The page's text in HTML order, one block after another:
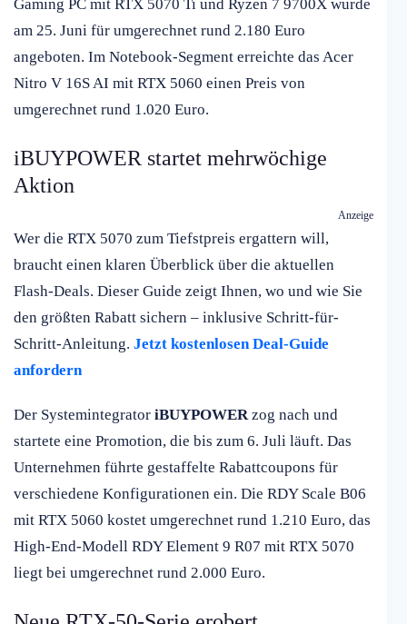
Gaming PC mit RTX 5070 Ti und Ryzen 7 9700X wurde
am 25. Juni für umgerechnet rund 2.180 Euro
angeboten. Im Notebook-Segment erreichte das Acer
Nitro V 16S AI mit RTX 5060 einen Preis von
umgerechnet rund 1.020 Euro.
iBUYPOWER startet mehrwöchige
Aktion
Anzeige
Wer die RTX 5070 zum Tiefstpreis ergattern will,
braucht einen klaren Überblick über die aktuellen
Flash-Deals. Dieser Guide zeigt Ihnen, wo und wie Sie
den größten Rabatt sichern – inklusive Schritt-für-
Schritt-Anleitung. Jetzt kostenlosen Deal-Guide
anfordern
Der Systemintegrator iBUYPOWERzog nach und
startete eine Promotion, die bis zum 6. Juli läuft. Das
Unternehmen führte gestaffelte Rabattcoupons für
verschiedene Konfigurationen ein. Die RDY Scale B06
mit RTX 5060 kostet umgerechnet rund 1.210 Euro, das
High-End-Modell RDY Element 9 R07 mit RTX 5070
liegt bei umgerechnet rund 2.000 Euro.